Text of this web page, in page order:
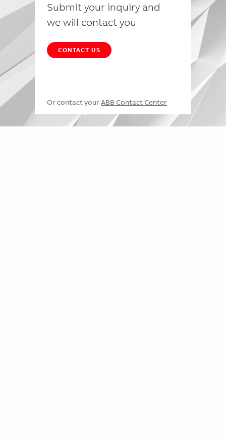
Submit your inquiry and
we will contact you
CONTACT US
Or contact your ABB Contact Center